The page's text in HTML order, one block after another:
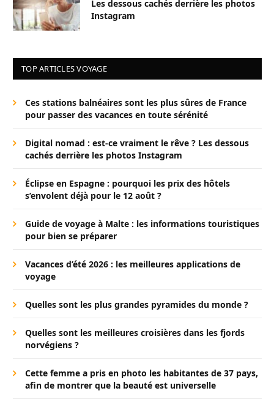
Les dessous cachés derrière les photos
Instagram
TOP ARTICLES VOYAGE
Ces stations balnéaires sont les plus sûres de France
pour passer des vacances en toute sérénité
Digital nomad : est-ce vraiment le rêve ? Les dessous
cachés derrière les photos Instagram
Éclipse en Espagne : pourquoi les prix des hôtels
s’envolent déjà pour le 12 août ?
Guide de voyage à Malte : les informations touristiques
pour bien se préparer
Vacances d’été 2026 : les meilleures applications de
voyage
Quelles sont les plus grandes pyramides du monde ?
Quelles sont les meilleures croisières dans les fjords
norvégiens ?
Cette femme a pris en photo les habitantes de 37 pays,
afin de montrer que la beauté est universelle